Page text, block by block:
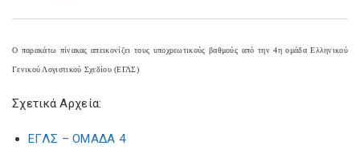
Ο παρακάτω πίνακας απεικονίζει τους υποχρεωτικούς βαθμούς από την 4η ομάδα Ελληνικού
Γενικού Λογιστικού Σχεδίου (ΕΓΛΣ)
Σχετικά Αρχεία:
ΕΓΛΣ – ΟΜΑΔΑ 4